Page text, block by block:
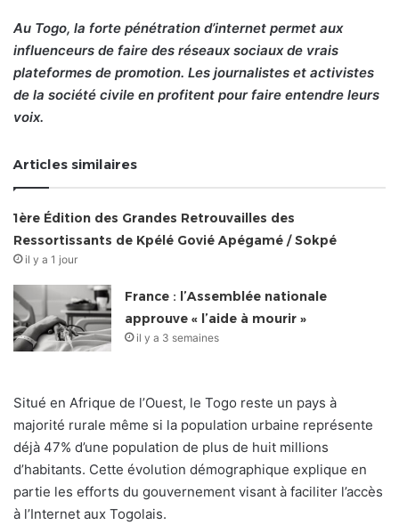
Au Togo, la forte pénétration d’internet permet aux
influenceurs de faire des réseaux sociaux de vrais
plateformes de promotion. Les journalistes et activistes
de la société civile en profitent pour faire entendre leurs
voix.
Articles similaires
1ère Édition des Grandes Retrouvailles des
Ressortissants de Kpélé Govié Apégamé / Sokpé
il y a 1 jour
France : l’Assemblée nationale
approuve « l’aide à mourir »
il y a 3 semaines
Situé en Afrique de l’Ouest, le Togo reste un pays à
majorité rurale même si la population urbaine représente
déjà 47% d’une population de plus de huit millions
d’habitants. Cette évolution démographique explique en
partie les efforts du gouvernement visant à faciliter l’accès
à l’Internet aux Togolais.